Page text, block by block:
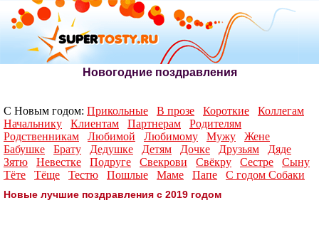
Новогодние поздравления
С Новым годом: Прикольные В прозе Короткие
Коллегам
Начальнику
Клиентам Партнерам
Родителям
Родственникам
Любимой Любимому Мужу
Жене
Бабушке
Брату Дедушке Детям Дочке Друзьям
Дяде
Зятю
Невестке Подруге Свекрови Свёкру Сестре
Сыну
Тёте
Тёще Тестю Пошлые Маме Папе С годом Собаки
Новые лучшие поздравления с 2019 годом